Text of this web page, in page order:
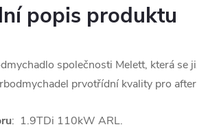
popis produktu
společnosti Melett, která se
prvotřídní kvality pro
: 1.9TDi 110kW ARL.